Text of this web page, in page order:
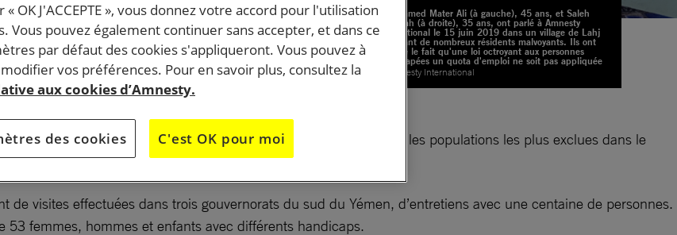
Mohammed Mater Ali (à gauche), 45 ans, et Saleh
Abdullah (à droite), 35 ans, ont parlé à Amnesty
International le 15 juin 2019 dans un village de Lahj
comptant de nombreux résidents malvoyants. Ils ont
déploré le fait qu'une loi octroyant aux personnes
handicapées un quota d'emploi ne soit pas appliquée
© Amnesty International
le pays et provoqué la pire crise humanitaire
ce contexte que 4,5 millions de personnes en
luttent pour survivre.
Elles endurent depuis des années le conflit armé et sont parmi les populations les plus exclues dans le
au monde.
visites effectuées dans trois gouvernorats du sud du Yémen, d’entretiens avec une centaine de personnes.
femmes, hommes et enfants avec différents handicaps.
« OK J'ACCEPTE », vous donnez votre accord pour l'utilisation
Vous pouvez également continuer sans accepter, et dans ce
par défaut des cookies s'appliqueront. Vous pouvez à
vos préférences. Pour en savoir plus, consultez la
aux cookies d’Amnesty.
des cookies C'est OK pour moi